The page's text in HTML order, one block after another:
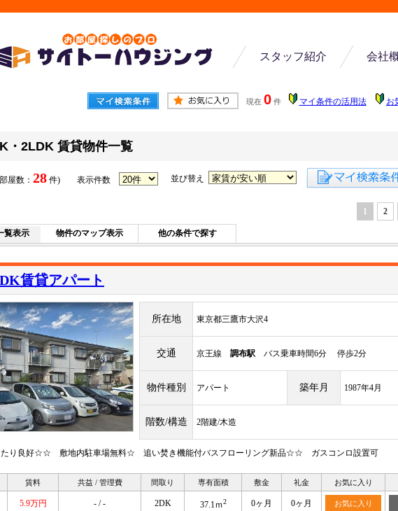
スタッフ紹介 会社
現在 0 件 マイ条件の活用法 お
・2LDK 賃貸物件一覧
屋数： 28 件) 表示件数 並び替え
1 2
覧表示 物件のマップ表示 他の条件で探す
賃貸アパート
所在地 東京都三鷹市大沢4
交通 京王線 調布駅 バス乗車時間6分 停歩2分
物件種別 アパート 築年月 1987年4月
階数/構造 2階建/木造
たり良好☆☆ 敷地内駐車場無料☆ 追い焚き機能付バスフローリング新品☆☆ ガスコンロ設置可
賃料 共益 / 管理費 間取り 専有面積 敷金 礼金 お気に入り
5.9万円 - / - 2DK 37.1ｍ2 0ヶ月 0ヶ月 お気に入り